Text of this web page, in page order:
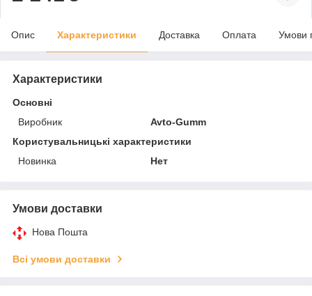
Опис Характеристики Доставка Оплата Умови
Характеристики
Основні
Виробник
Avto-Gumm
Користувальницькі характеристики
Новинка
Нет
Умови доставки
Нова Пошта
Всі умови доставки